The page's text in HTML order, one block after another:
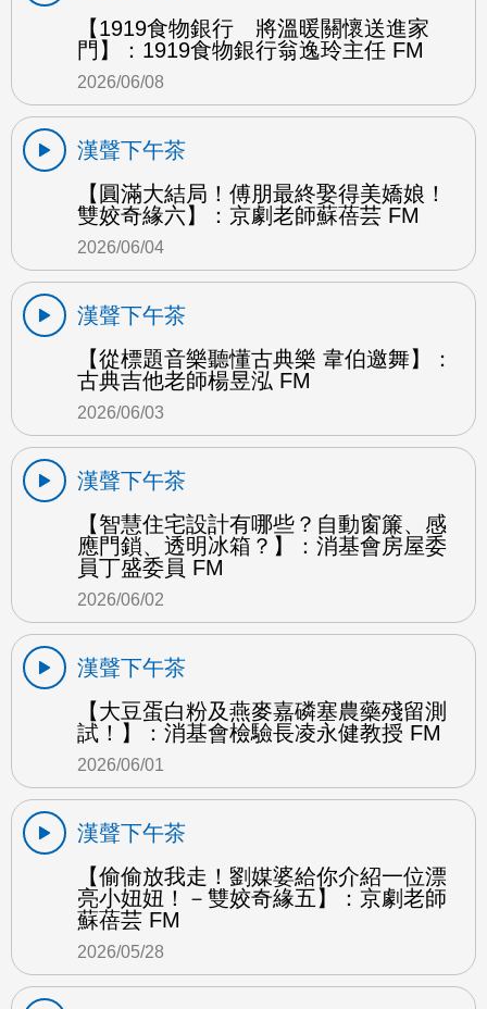
【1919食物銀行 將溫暖關懷送進家
門】：1919食物銀行翁逸玲主任 FM
2026/06/08
漢聲下午茶
【圓滿大結局！傅朋最終娶得美嬌娘！
雙姣奇緣六】：京劇老師蘇蓓芸 FM
2026/06/04
漢聲下午茶
【從標題音樂聽懂古典樂 韋伯邀舞】：
古典吉他老師楊昱泓 FM
2026/06/03
漢聲下午茶
【智慧住宅設計有哪些？自動窗簾、感
應門鎖、透明冰箱？】：消基會房屋委
員丁盛委員 FM
2026/06/02
漢聲下午茶
【大豆蛋白粉及燕麥嘉磷塞農藥殘留測
試！】：消基會檢驗長凌永健教授 FM
2026/06/01
漢聲下午茶
【偷偷放我走！劉媒婆給你介紹一位漂
亮小妞妞！－雙姣奇緣五】：京劇老師
蘇蓓芸 FM
2026/05/28